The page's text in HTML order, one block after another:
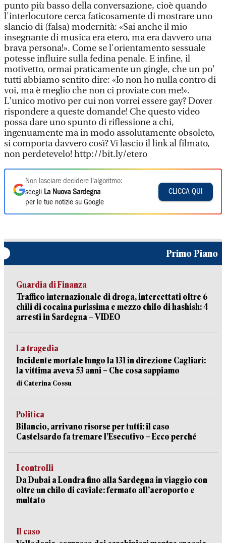
punto più basso della conversazione, cioè quando
l'interlocutore cerca faticosamente di mostrare uno
slancio di (falsa) modernità: «Sai anche il mio
insegnante di musica era etero, ma era davvero una
brava persona!». Come se l'orientamento sessuale
potesse influire sulla fedina penale. E infine, il
motivetto, ormai praticamente un gingle, che un po'
tutti abbiamo sentito dire: «Io non ho nulla contro di
voi, ma è meglio che non ci proviate con me!».
L'unico motivo per cui non vorrei essere gay? Dover
rispondere a queste domande! Che questo video
possa dare uno spunto di riflessione a chi,
ingenuamente ma in modo assolutamente obsoleto,
si comporta davvero così? Vi lascio il link al filmato,
non perdetevelo! http://bit.ly/etero
Non lasciare decidere l'algoritmo:
scegli La Nuova Sardegna
per le tue notizie su Google
CLICCA QUI
Primo Piano
Guardia di Finanza
Traffico internazionale di droga, intercettati oltre 6
chili di cocaina purissima e mezzo chilo di hashish: 4
arresti in Sardegna – VIDEO
La tragedia
Incidente mortale lungo la 131 in direzione Cagliari:
la vittima aveva 53 anni – Che cosa sappiamo
di Caterina Cossu
Politica
Bilancio, arrivano risorse per tutti: il caso
Castelsardo fa tremare l’Esecutivo – Ecco perché
I controlli
Da Dubai a Londra fino alla Sardegna in viaggio con
oltre un chilo di caviale: fermato all’aeroporto e
multato
Il caso